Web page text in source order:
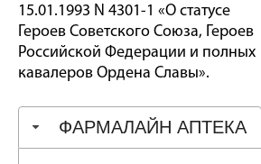
15.01.1993 N 4301-1 «О статусе
Героев Советского Союза, Героев
Российской Федерации и полных
кавалеров Ордена Славы».
ФАРМАЛАЙН АПТЕКА